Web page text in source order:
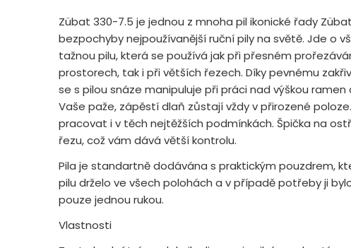
Zübat 330-7.5 je jednou z mnoha pil ikonické řady
bezpochyby nejpoužívanější ruční pily na světě. Jde o
tažnou pilu, která se používá jak při přesném
prostorech, tak i při větších řezech. Díky pevnému
se s pilou snáze manipuluje při práci nad výškou ramen
Vaše paže, zápěstí dlaň zůstají vždy v přirozené
pracovat i v těch nejtěžších podmínkách. Špička na
řezu, což vám dává větší kontrolu.
Pila je standartně dodávána s praktickým pouzdrem,
pilu drželo ve všech polohách a v případě potřeby ji
pouze jednou rukou.
Vlastnosti